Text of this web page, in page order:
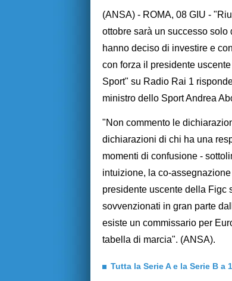
(ANSA) - ROMA, 08 GIU -
ottobre sarà un successo
hanno deciso di investire e
con forza il presidente
Sport" su Radio Rai 1
ministro dello Sport Andrea
"Non commento le
dichiarazioni di chi ha una
momenti di confusione -
intuizione, la co-
presidente uscente della Figc
sovvenzionati in gran parte
esiste un commissario per
tabella di marcia". (ANSA).
Tutta la Serie A e la Serie B a